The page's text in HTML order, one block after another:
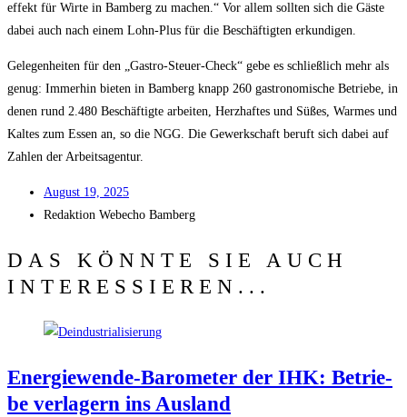
ef­fekt für Wir­te in Bam­berg zu machen.“ Vor allem soll­ten sich die Gäs­te
dabei auch nach einem Lohn-Plus für die Beschäf­tig­ten erkundigen.
Gele­gen­hei­ten für den „Gas­tro-Steu­er-Check“ gebe es schließ­lich mehr als
genug: Immer­hin bie­ten in Bam­berg knapp 260 gas­tro­no­mi­sche Betrie­be, in
denen rund 2.480 Beschäf­tig­te arbei­ten, Herz­haf­tes und Süßes, War­mes und
Kal­tes zum Essen an, so die NGG. Die Gewerk­schaft beruft sich dabei auf
Zah­len der Arbeitsagentur.
August 19, 2025
Redak­ti­on Web­echo Bamberg
DAS KÖNNTE SIE AUCH
INTERESSIEREN...
Ener­gie­wen­de-Baro­me­ter der IHK: Betrie­
be ver­la­gern ins Ausland